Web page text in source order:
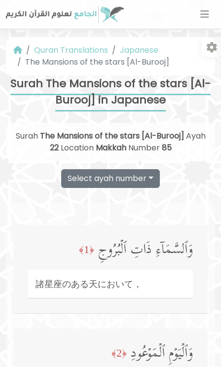
Quran Translations
Japanese
The Mansions of the stars [Al-Burooj]
Surah The Mansions of the stars [Al-
Burooj] in Japanese
Surah The Mansions of the stars [Al-Burooj] Ayah
22Location MakkahNumber85
Select ayah number
وَٱلسَّمَاۤءِ ذَاتِ ٱلۡبُرُوجِ ﴿1﴾
諸星座のある天において，
وَٱلۡیَوۡمِ ٱلۡمَوۡعُودِ ﴿2﴾